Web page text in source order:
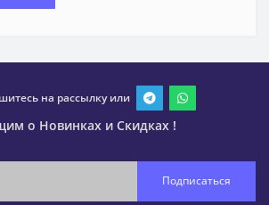
на рассылку или
о Новинках и Скидках !
Подписаться